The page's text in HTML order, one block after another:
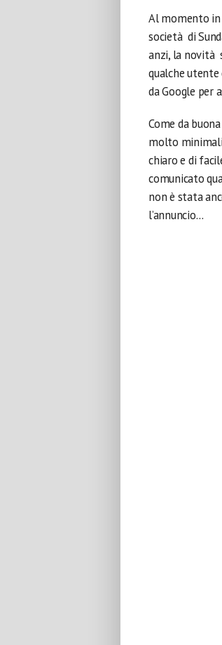
Al momento
società di
anzi, la novità
qualche
da Google per
Come da
molto
chiaro e di
comunicato
non è stata
l’annuncio…